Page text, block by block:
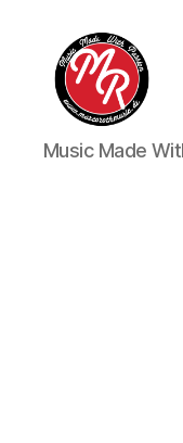
Marco
Roth
Music Made